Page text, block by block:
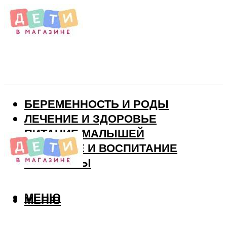
БЕРЕМЕННОСТЬ И РОДЫ
ЛЕЧЕНИЕ И ЗДОРОВЬЕ
ПИТАНИЕ МАЛЫШЕЙ
РАЗВИТИЕ И ВОСПИТАНИЕ
ВИТАМИНЫ
МЕНЮ
МЕНЮ